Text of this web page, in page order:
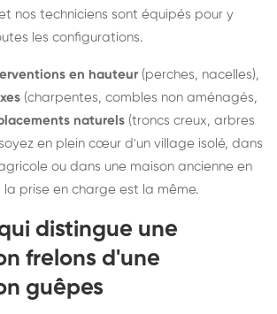
nos techniciens sont équipés pour y
les configurations.
en hauteur (perches, nacelles),
(charpentes, combles non aménagés,
naturels (troncs creux, arbres
en plein cœur d'un village isolé, dans
ou dans une maison ancienne en
prise en charge est la même.
distingue une
frelons d'une
guêpes